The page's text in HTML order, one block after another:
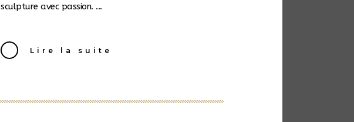
sculpture avec passion. ...
Lire la suite